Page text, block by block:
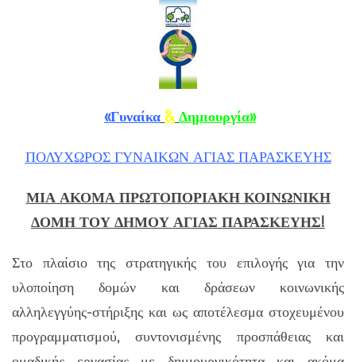
«Γυναίκα & Δημιουργία»
ΠΟΛΥΧΩΡΟΣ ΓΥΝΑΙΚΩΝ ΑΓΙΑΣ ΠΑΡΑΣΚΕΥΗΣ
ΜΙΑ ΑΚΟΜΑ ΠΡΩΤΟΠΟΡΙΑΚΗ ΚΟΙΝΩΝΙΚΗ
ΔΟΜΗ ΤΟΥ ΔΗΜΟΥ ΑΓΙΑΣ ΠΑΡΑΣΚΕΥΗΣ!
Στο πλαίσιο της στρατηγικής του επιλογής για την
υλοποίηση δομών και δράσεων κοινωνικής
αλληλεγγύης-στήριξης και ως αποτέλεσμα στοχευμένου
προγραμματισμού, συντονισμένης προσπάθειας και